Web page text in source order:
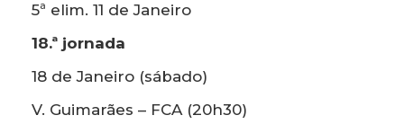
5ª elim. 11 de Janeiro
18.ª jornada
18 de Janeiro (sábado)
V. Guimarães – FCA (20h30)